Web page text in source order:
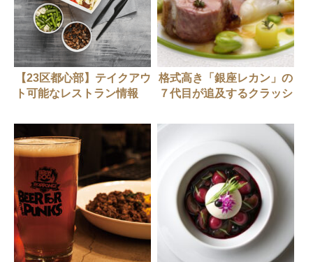
【23区都心部】テイクアウ
ト可能なレストラン情報
格式高き「銀座レカン」の
７代目が追及するクラッシ